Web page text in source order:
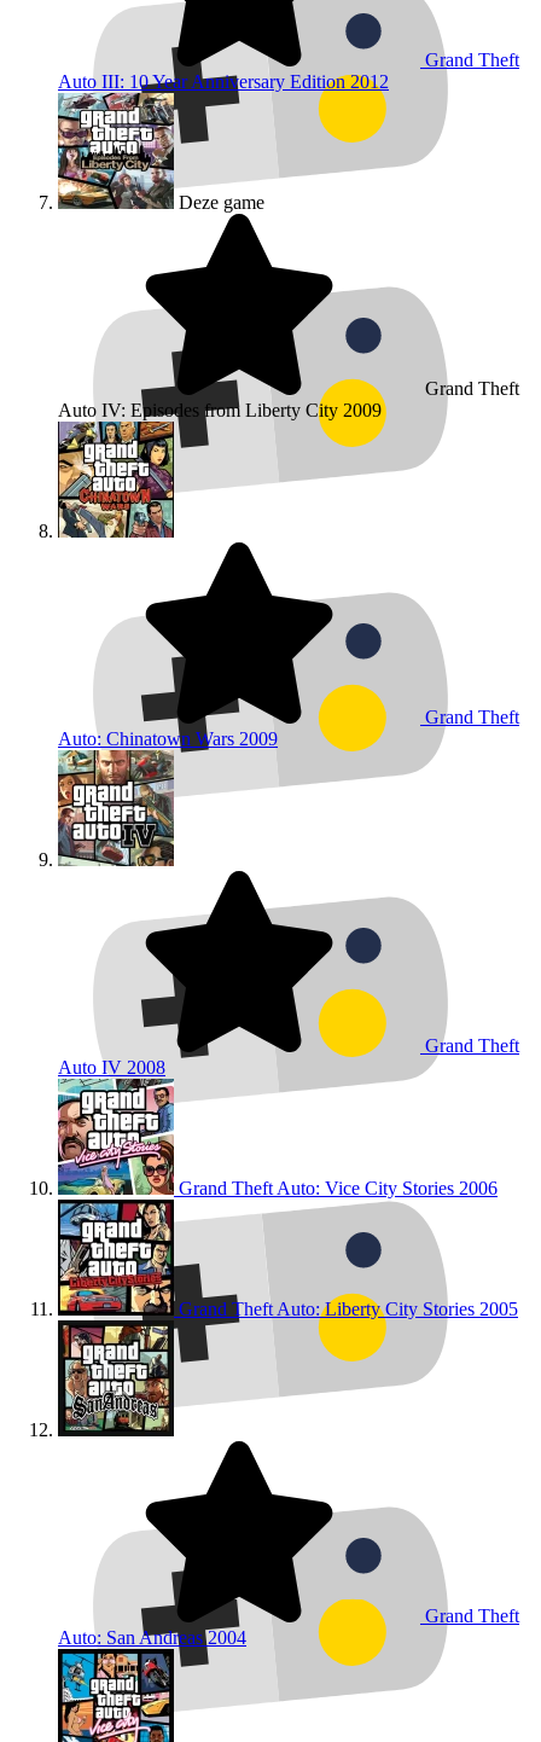
Grand Theft
Auto III: 10 Year Anniversary Edition2012
Deze game
Grand Theft
Auto IV: Episodes from Liberty City 2009
Grand Theft
Auto: Chinatown Wars 2009
Grand Theft
Auto IV 2008
Grand Theft Auto: Vice City Stories 2006
Grand Theft Auto: Liberty City Stories 2005
Grand Theft
Auto: San Andreas2004